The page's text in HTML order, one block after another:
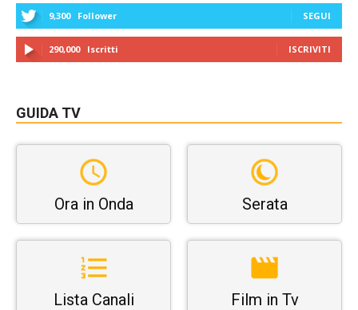
9,300 Follower SEGUI
290,000 Iscritti ISCRIVITI
GUIDA TV
Ora in Onda Serata
Lista Canali Film in Tv